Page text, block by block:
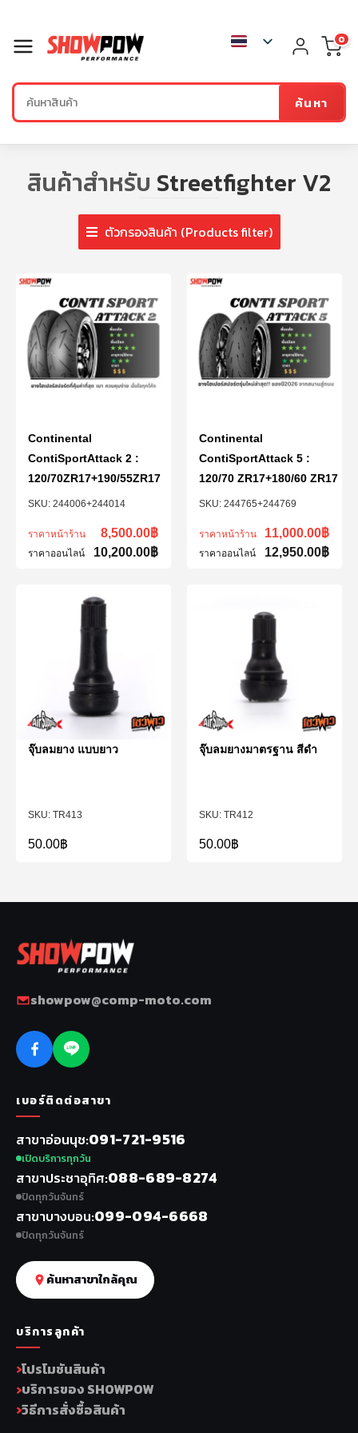
ค้นหา
0
สินค้าสำหรับ Streetfighter V2
ตัวกรองสินค้า (Products filter)
244006+244014
Continental
ContiSportAttack 2 :
120/70ZR17+190/55ZR17
ราคาหน้าร้าน 8,500.00฿
ราคาออนไลน์ 10,200.00฿
244765+244769
Continental
ContiSportAttack 5 :
120/70 ZR17+180/60 ZR17
ราคาหน้าร้าน 11,000.00฿
ราคาออนไลน์ 12,950.00฿
TR413
จุ๊บลมยาง แบบยาว
50.00฿
TR412
จุ๊บลมยางมาตรฐาน สีดำ
50.00฿
showpow@comp-moto.com
เบอร์ติดต่อสาขา
สาขาอ่อนนุช 091-721-9516
เปิดบริการทุกวัน
สาขาประชาอุทิศ 088-689-8274
ปิดทุกวันจันทร์
สาขาบางบอน 099-094-6668
ปิดทุกวันจันทร์
ค้นหาสาขาใกล้คุณ
บริการลูกค้า
โปรโมชันสินค้า
บริการของ SHOWPOW
วิธีการสั่งซื้อสินค้า